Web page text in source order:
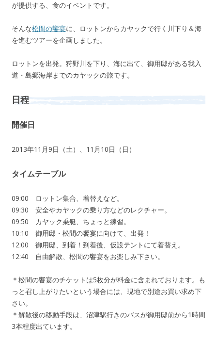
が提供する、食のイベントです。
そんな松間の饗宴に、ロットンからカヤックで行く川下り＆海
を進むツアーを企画しました。
ロットンを出発。狩野川を下り、海に出て、御用邸がある我入
道・島郷海岸までのカヤックの旅です。
日程
開催日
2013年11月9日（土）、11月10日（日）
タイムテーブル
09:00 ロットン集合、着替えなど。
09:30 安全やカヤックの乗り方などのレクチャー。
09:50 カヤック乗艇、ちょっと練習。
10:10 御用邸・松間の饗宴に向けて、出発！
12:00 御用邸、到着！到着後、仮設テントにて着替え。
12:40 自由解散、松間の饗宴をお楽しみ下さい。
＊松間の饗宴のチケットは5枚分が料金に含まれております。も
っと召し上がりたいという場合には、現地で別途お買い求め下
さい。
＊解散後の移動手段は、沼津駅行きのバスが御用邸前から1時間
3本程度出ています。